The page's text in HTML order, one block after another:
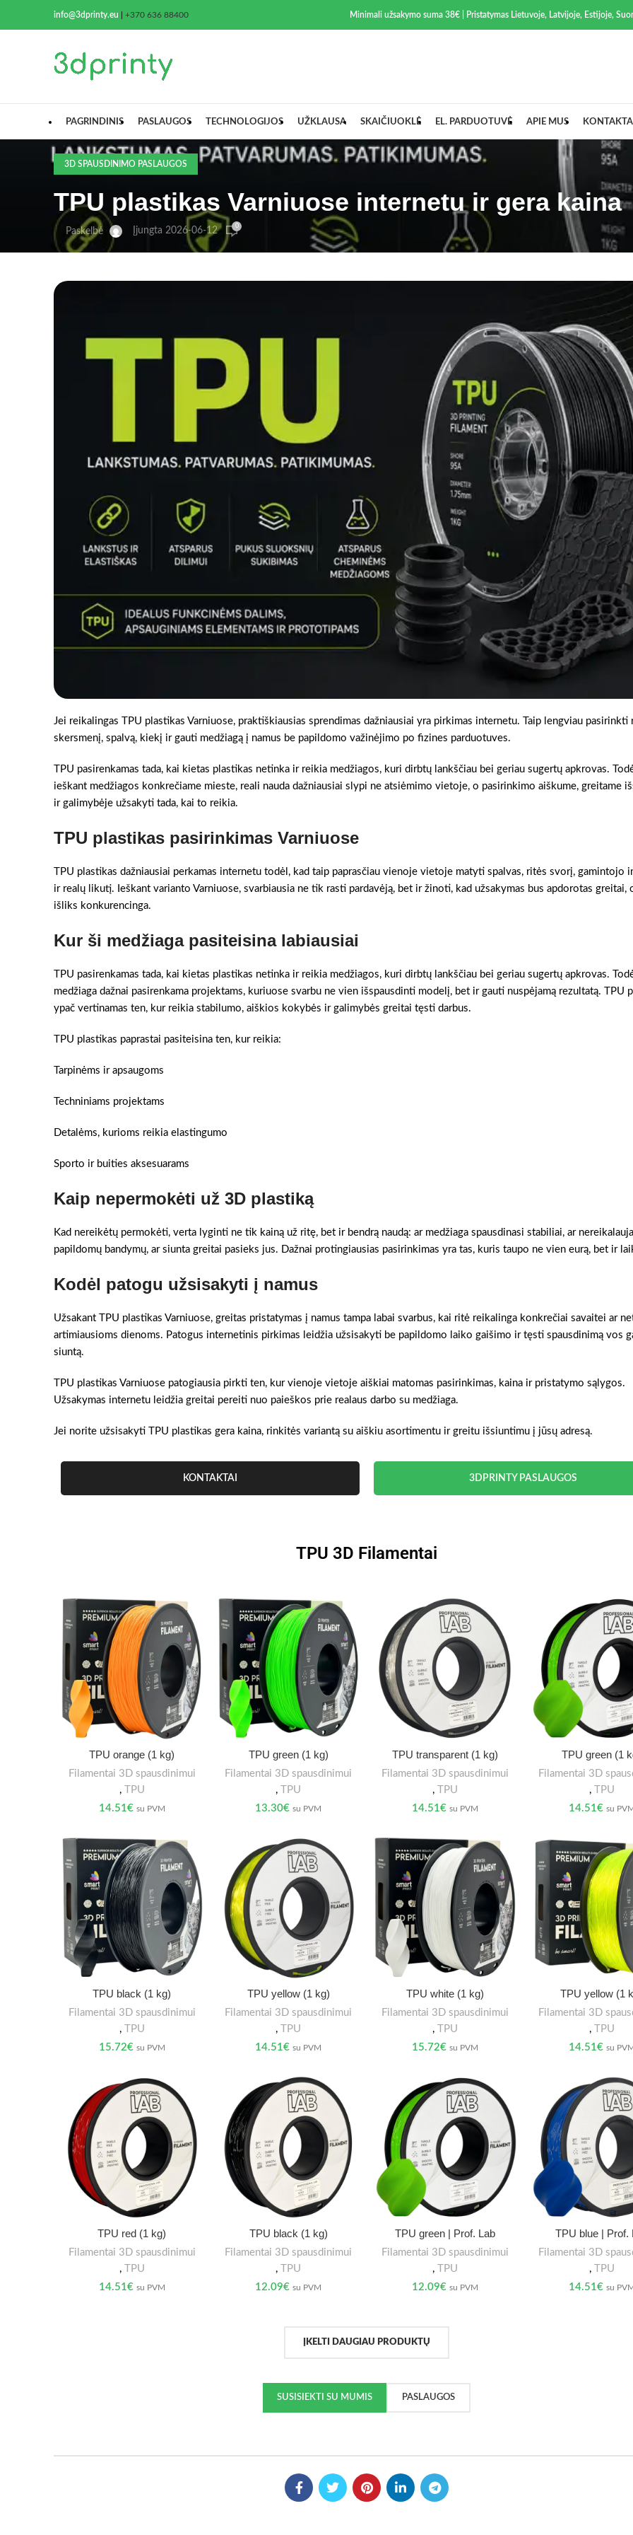
info@3dprinty.eu +370 636 88400 Minimali užsakymo suma 38€ | Pristatymas Lietuvoje, Latvijoje, Estijoje,
PAGRINDINIS PASLAUGOS TECHNOLOGIJOS UŽKLAUSA SKAIČIUOKLĖ EL. PARDUOTUVĖ APIE MUS KONTAKTAI
3D SPAUSDINIMO PASLAUGOS
TPU plastikas Varniuose internetu ir gera kaina
Paskelbė Įjungta 2026-06-12 0
Jei reikalingas TPU plastikas Varniuose, praktiškiausias sprendimas dažniausiai yra pirkimas internetu. Taip lengviau pasirinkti
skersmenį, spalvą, kiekį ir gauti medžiagą į namus be papildomo važinėjimo po fizines parduotuves.
TPU pasirenkamas tada, kai kietas plastikas netinka ir reikia medžiagos, kuri dirbtų lankščiau bei geriau sugertų apkrovas.
ieškant medžiagos konkrečiame mieste, reali nauda dažniausiai slypi ne atsiėmimo vietoje, o pasirinkimo aiškume, greitame
ir galimybėje užsakyti tada, kai to reikia.
TPU plastikas pasirinkimas Varniuose
TPU plastikas dažniausiai perkamas internetu todėl, kad taip paprasčiau vienoje vietoje matyti spalvas, ritės svorį, gamintojo
ir realų likutį. Ieškant varianto Varniuose, svarbiausia ne tik rasti pardavėją, bet ir žinoti, kad užsakymas bus apdorotas greitai,
išliks konkurencinga.
Kur ši medžiaga pasiteisina labiausiai
TPU pasirenkamas tada, kai kietas plastikas netinka ir reikia medžiagos, kuri dirbtų lankščiau bei geriau sugertų apkrovas.
medžiaga dažnai pasirenkama projektams, kuriuose svarbu ne vien išspausdinti modelį, bet ir gauti nuspėjamą rezultatą. TPU
ypač vertinamas ten, kur reikia stabilumo, aiškios kokybės ir galimybės greitai tęsti darbus.
TPU plastikas paprastai pasiteisina ten, kur reikia:
Tarpinėms ir apsaugoms
Techniniams projektams
Detalėms, kurioms reikia elastingumo
Sporto ir buities aksesuarams
Kaip nepermokėti už 3D plastiką
Kad nereikėtų permokėti, verta lyginti ne tik kainą už ritę, bet ir bendrą naudą: ar medžiaga spausdinasi stabiliai, ar
papildomų bandymų, ar siunta greitai pasieks jus. Dažnai protingiausias pasirinkimas yra tas, kuris taupo ne vien eurą, bet ir
Kodėl patogu užsisakyti į namus
Užsakant TPU plastikas Varniuose, greitas pristatymas į namus tampa labai svarbus, kai ritė reikalinga konkrečiai savaitei ar
artimiausioms dienoms. Patogus internetinis pirkimas leidžia užsisakyti be papildomo laiko gaišimo ir tęsti spausdinimą vos
siuntą.
TPU plastikas Varniuose patogiausia pirkti ten, kur vienoje vietoje aiškiai matomas pasirinkimas, kaina ir pristatymo sąlygos.
Užsakymas internetu leidžia greitai pereiti nuo paieškos prie realaus darbo su medžiaga.
Jei norite užsisakyti TPU plastikas gera kaina, rinkitės variantą su aiškiu asortimentu ir greitu išsiuntimu į jūsų adresą.
KONTAKTAI 3DPRINTY PASLAUGOS
TPU 3D Filamentai
TPU orange (1 kg)
Filamentai 3D spausdinimui
, TPU
14.51€ su PVM
TPU green (1 kg)
Filamentai 3D spausdinimui
,TPU
13.30€ su PVM
TPU transparent (1 kg)
Filamentai 3D spausdinimui
,TPU
14.51€ su PVM
TPU green (1
Filamentai 3D
, TPU
14.51€ su
TPU black (1 kg)
Filamentai 3D spausdinimui
,
TPU
15.72€ su PVM
TPU yellow (1 kg)
Filamentai 3D spausdinimui
,
TPU
14.51€ su PVM
TPU white (1 kg)
Filamentai 3D spausdinimui
,
TPU
15.72€ su PVM
TPU yellow (1
Filamentai 3D
,
TPU
14.51€ su PVM
TPU red (1 kg)
Filamentai 3D spausdinimui
,
TPU
14.51€ su PVM
TPU black (1 kg)
Filamentai 3D spausdinimui
,
TPU
12.09€ su PVM
TPU green | Prof. Lab
Filamentai 3D spausdinimui
,
TPU
12.09€ su PVM
TPU blue | Prof.
Filamentai 3D
,
TPU
14.51€ su
ĮKELTI DAUGIAU PRODUKTŲ
SUSISIEKTI SU MUMIS PASLAUGOS